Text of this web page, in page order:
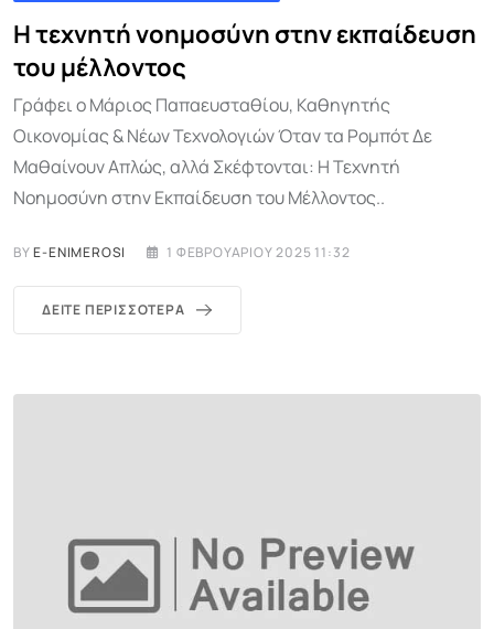
Η τεχνητή νοημοσύνη στην εκπαίδευση
του μέλλοντος
Γράφει ο Μάριος Παπαευσταθίου, Καθηγητής
Οικονομίας & Νέων Τεχνολογιών Όταν τα Ρομπότ Δε
Μαθαίνουν Απλώς, αλλά Σκέφτονται: Η Τεχνητή
Νοημοσύνη στην Εκπαίδευση του Μέλλοντος..
BYE-ENIMEROSI 1 ΦΕΒΡΟΥΑΡΊΟΥ 2025 11:32
ΔΕΊΤΕ ΠΕΡΙΣΣΌΤΕΡΑ